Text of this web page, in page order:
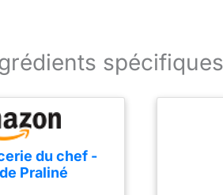
du chef -
Praliné